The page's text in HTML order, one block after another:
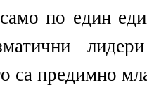
по един
са предимно